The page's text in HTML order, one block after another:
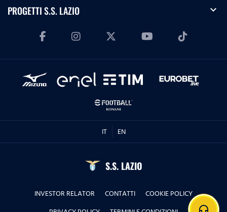
PROGETTI S.S. LAZIO expand_more
IT EN
S.S. LAZIO
INVESTOR RELATOR CONTATTI
COOKIE POLICY
headphones